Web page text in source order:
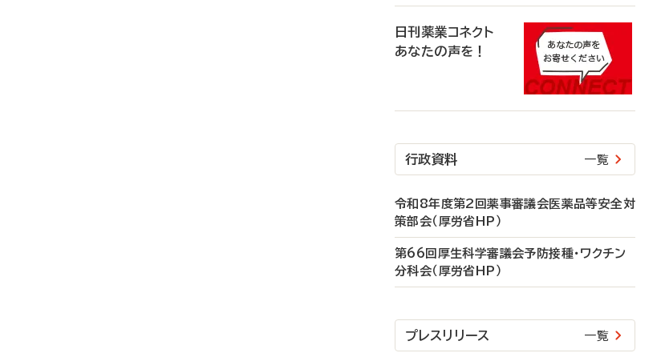
日刊薬業コネクト
あなたの声を！
行政資料 一覧
令和8年度第2回薬事審議会医薬品等安全対
策部会（厚労省HP）
第66回厚生科学審議会予防接種・ワクチン
分科会（厚労省HP）
プレスリリース 一覧